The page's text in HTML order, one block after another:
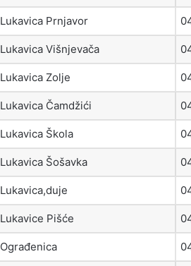
Lukavica Prnjavor
Lukavica Višnjevača
Lukavica Zolje
Lukavica Čamdžići
Lukavica Škola
Lukavica Šošavka
Lukavica,duje
Lukavice Pišće
Ograđenica